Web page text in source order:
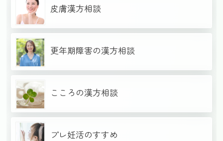
皮膚漢方相談
更年期障害の漢方相談
こころの漢方相談
プレ妊活のすすめ